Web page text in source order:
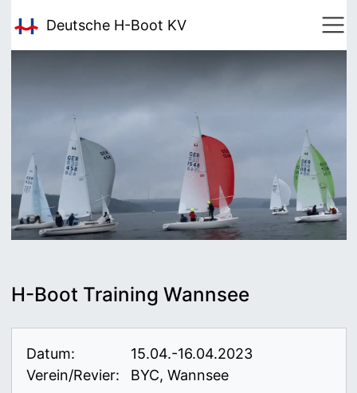
Deutsche H-Boot KV
H-Boot Training Wannsee
Datum:
15.04.-16.04.2023
Verein/Revier:
BYC, Wannsee